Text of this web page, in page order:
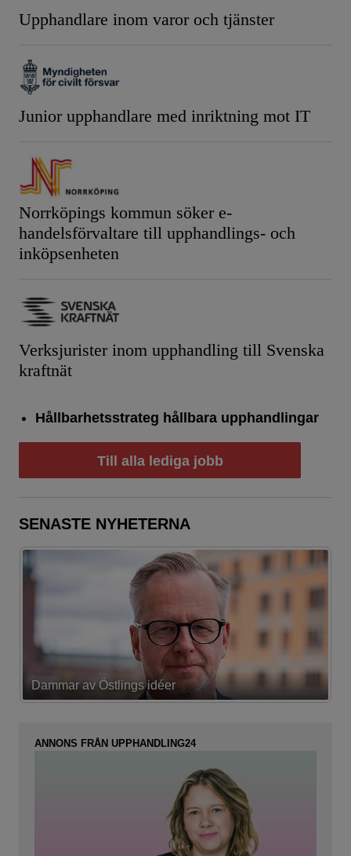
Upphandlare inom varor och tjänster
Junior upphandlare med inriktning mot IT
Norrköpings kommun söker e-
handelsförvaltare till upphandlings- och
inköpsenheten
Verksjurister inom upphandling till Svenska
kraftnät
Hållbarhetsstrateg hållbara upphandlingar
Till alla lediga jobb
SENASTE NYHETERNA
Dammar av Östlings idéer
ANNONS FRÅN UPPHANDLING24